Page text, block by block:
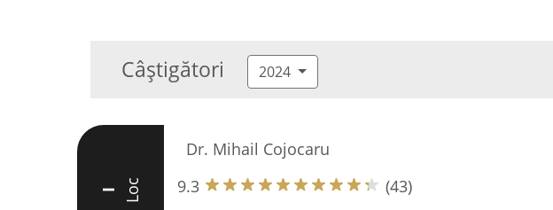
Câștigători 2024
I Loc
Dr. Mihail Cojocaru
9.3
(43)